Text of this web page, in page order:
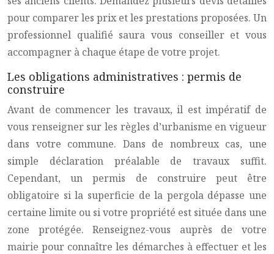
pour comparer les prix et les prestations proposées. Un
professionnel qualifié saura vous conseiller et vous
accompagner à chaque étape de votre projet.
Les obligations administratives : permis de
construire
Avant de commencer les travaux, il est impératif de
vous renseigner sur les règles d’urbanisme en vigueur
dans votre commune. Dans de nombreux cas, une
simple déclaration préalable de travaux suffit.
Cependant, un permis de construire peut être
obligatoire si la superficie de la pergola dépasse une
certaine limite ou si votre propriété est située dans une
zone protégée. Renseignez-vous auprès de votre
mairie pour connaître les démarches à effectuer et les